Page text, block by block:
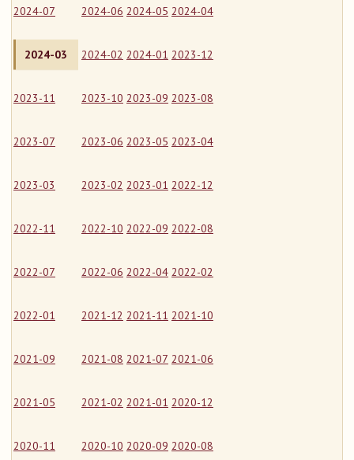
2024-07 2024-06 2024-05 2024-04
2024-03 2024-02 2024-01 2023-12
2023-11 2023-10 2023-09 2023-08
2023-07 2023-06 2023-05 2023-04
2023-03 2023-02 2023-01 2022-12
2022-11 2022-10 2022-09 2022-08
2022-07 2022-06 2022-04 2022-02
2022-01 2021-12 2021-11 2021-10
2021-09 2021-08 2021-07 2021-06
2021-05 2021-02 2021-01 2020-12
2020-11 2020-10 2020-09 2020-08